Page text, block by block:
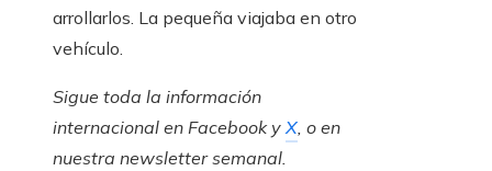
arrollarlos. La pequeña viajaba en otro
vehículo.
Sigue toda la información
internacional en FacebookyX, o en
nuestra newsletter semanal.